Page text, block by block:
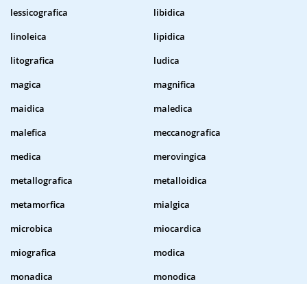
lessicografica
libidica
linoleica
lipidica
litografica
ludica
magica
magnifica
maidica
maledica
malefica
meccanografica
medica
merovingica
metallografica
metalloidica
metamorfica
mialgica
microbica
miocardica
miografica
modica
monadica
monodica